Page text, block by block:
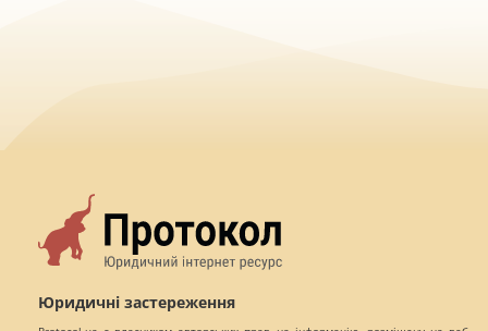
Юридичні застереження